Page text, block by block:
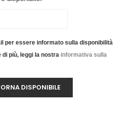
per essere informato sulla disponibilità
più, leggi la nostra informativa sulla